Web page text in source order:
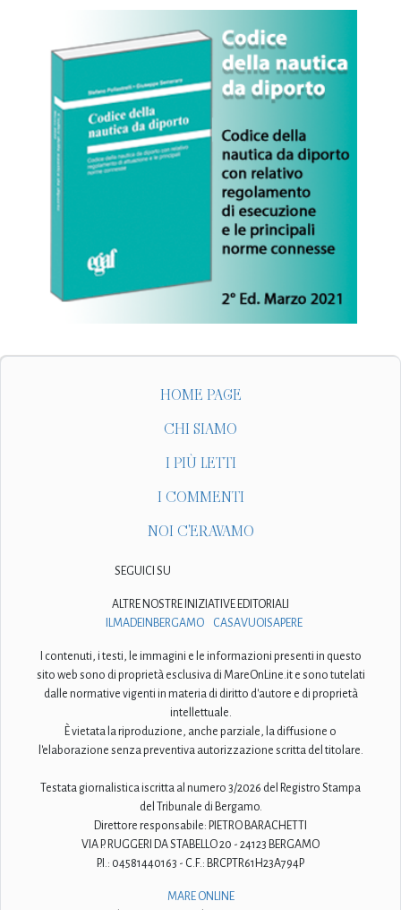
HOME PAGE
CHI SIAMO
I PIÙ LETTI
I COMMENTI
NOI C'ERAVAMO
SEGUICI SU
ALTRE NOSTRE INIZIATIVE EDITORIALI
ILMADEINBERGAMO
CASAVUOISAPERE
I contenuti, i testi, le immagini e le informazioni presenti in questo
sito web sono di proprietà esclusiva di MareOnLine.it e sono tutelati
dalle normative vigenti in materia di diritto d'autore e di proprietà
intellettuale.
È vietata la riproduzione, anche parziale, la diffusione o
l'elaborazione senza preventiva autorizzazione scritta del titolare.
Testata giornalistica iscritta al numero 3/2026 del Registro Stampa
del Tribunale di Bergamo.
Direttore responsabile: PIETRO BARACHETTI
VIA P. RUGGERI DA STABELLO 20 - 24123 BERGAMO
P.I.: 04581440163 - C.F.: BRCPTR61H23A794P
MARE ONLINE